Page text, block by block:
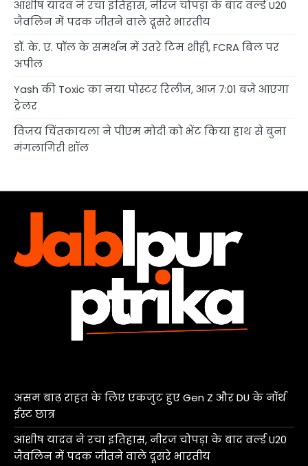
आशीष यादव ने रचा इतिहास, नीरज चोपड़ा के बाद वर्ल्ड U20
जैवलिन में पदक जीतने वाले दूसरे भारतीय
डॉ. के. ए. पॉल के समर्थन में उतरे टिम शीही, FCRA बिल पर
अपील
Yash की Toxic का नया पोस्टर रिलीज, आज 7:01 बजे आएगा
ट्रेलर
विजय चिंतकायला ने पीएम मोदी को भेंट किया हाथ से बुना
मंगलागिरी शॉल
असम बाढ़ राहत के लिए एकजुट हुए Gen Z और DU के नॉर्थ
ईस्ट छात्र
आशीष यादव ने रचा इतिहास, नीरज चोपड़ा के बाद वर्ल्ड U20
जैवलिन में पदक जीतने वाले दूसरे भारतीय